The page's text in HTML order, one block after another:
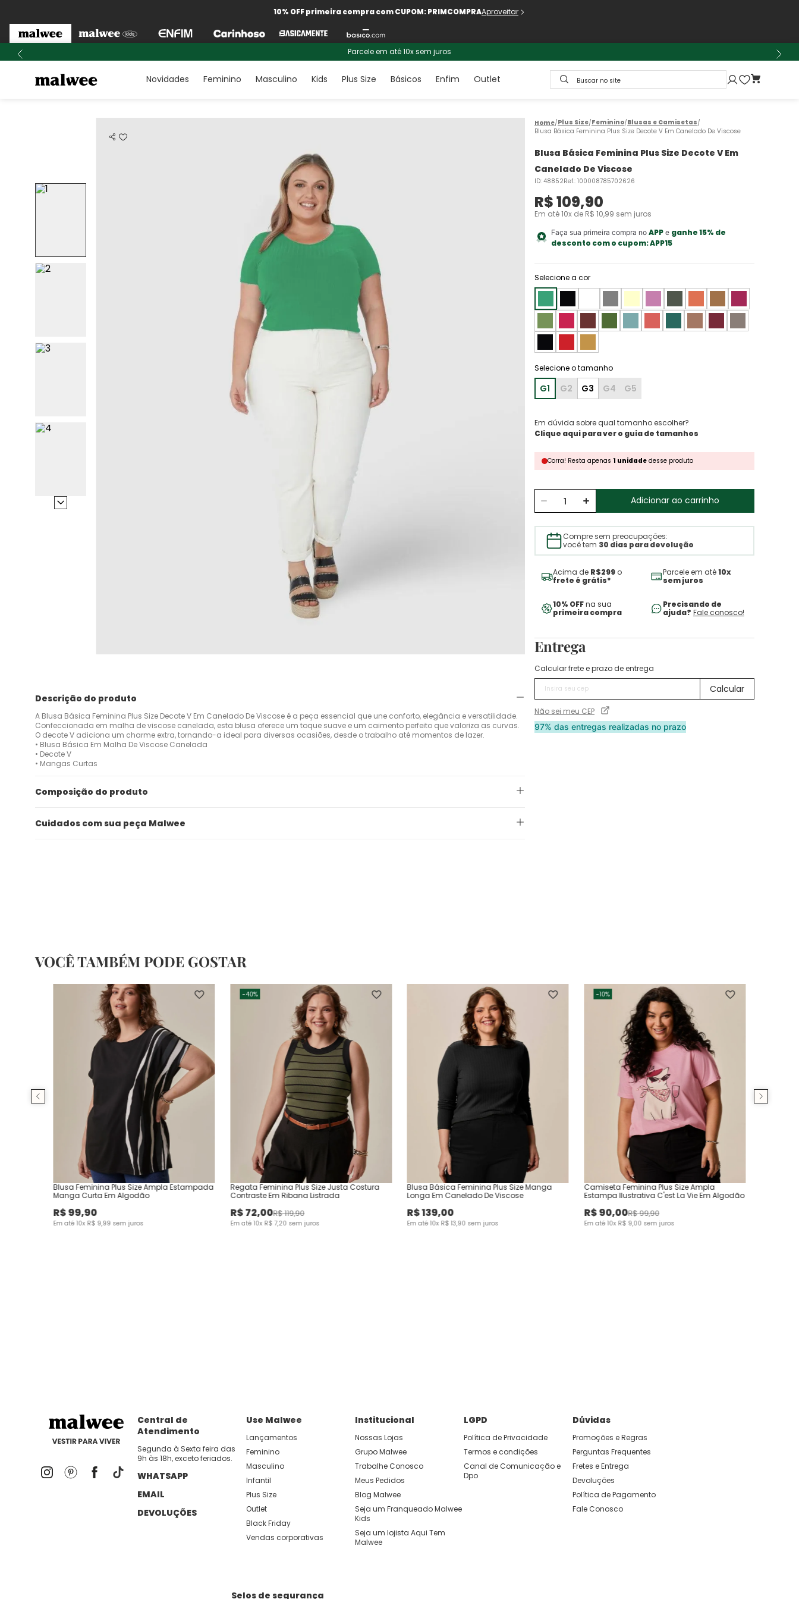
10% OFF primeira compra com CUPOM: PRIMCOMPRAAproveitar
Parcele em até 10x sem juros
Novidades Feminino Masculino Kids Plus Size Básicos Enfim Outlet Buscar no site
Descrição do produto
A Blusa Básica Feminina Plus Size Decote V Em Canelado De Viscose é a peça essencial que une conforto, elegância e versatilidade.
Confeccionada em malha de viscose canelada, esta blusa oferece um toque suave e um caimento perfeito que valoriza as curvas.
O decote V adiciona um charme extra, tornando-a ideal para diversas ocasiões, desde o trabalho até momentos de lazer.
• Blusa Básica Em Malha De Viscose Canelada
• Decote V
• Mangas Curtas
Composição do produto
Cuidados com sua peça Malwee
Plus Size Feminino Blusas e Camisetas
Blusa Básica Feminina Plus Size Decote V Em Canelado De Viscose
Blusa Básica Feminina Plus Size Decote V Em
Canelado De Viscose
ID: 48852Ref.: 100008785702626
R$109,90
Em até10x de R$ 10,99 sem juros
Faça sua primeira compra no APPe ganhe 15% de
desconto com o cupom:APP15
Selecione a cor
G1 G2 G3 G4 G5
Em dúvida sobre qual tamanho escolher?
Clique aqui para ver o guia de tamanhos
Corra! Resta apenas 1 unidadedesse produto
Adicionar ao carrinho
Compre sem preocupações:
você tem 30 dias para devolução
Acima de R$299o
frete é grátis*
Parcele em até10x
sem juros
10% OFFna sua
primeira compra
Precisando de
ajuda? Fale conosco!
Entrega
Calcular frete e prazo de entrega
Não sei meu CEP
97% das entregas realizadas no prazo
VOCÊ TAMBÉM PODE GOSTAR
Blusa Feminina Plus Size Ampla Estampada
Manga Curta Em Algodão
R$99,90
Em até10x R$ 9,99 sem juros
-40%
Regata Feminina Plus Size Justa Costura
Contraste Em Ribana Listrada
R$72,00R$119,90
Em até10x R$ 7,20 sem juros
Blusa Básica Feminina Plus Size Manga
Longa Em Canelado De Viscose
R$139,00
Em até10x R$ 13,90 sem juros
-10%
Camiseta Feminina Plus Size Ampla
Estampa Ilustrativa C'est La Vie Em Algodão
R$90,00R$99,90
Em até10x R$ 9,00 sem juros
Central de
Atendimento
Segunda à Sexta feira das
9h às 18h, exceto feriados.
WHATSAPP
EMAIL
DEVOLUÇÕES
Use Malwee
Lançamentos
Feminino
Masculino
Infantil
Plus Size
Outlet
Black Friday
Vendas corporativas
Institucional
Nossas Lojas
Grupo Malwee
Trabalhe Conosco
Meus Pedidos
Blog Malwee
Seja um Franqueado Malwee
Kids
Seja um lojista Aqui Tem
Malwee
LGPD
Política de Privacidade
Termos e condições
Canal de Comunicação e
Dpo
Dúvidas
Promoções e Regras
Perguntas Frequentes
Fretes e Entrega
Devoluções
Política de Pagamento
Fale Conosco
Selos de segurança